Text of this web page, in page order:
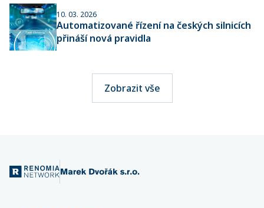
10. 03. 2026
Automatizované řízení na českých silnicích
přináší nová pravidla
Zobrazit vše